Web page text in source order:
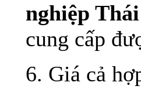
nghiệp
cung cấp
6. Giá cả